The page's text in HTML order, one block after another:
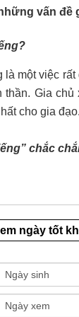
vấn đề
một việc
thần. Gia
cho gia đạo.
chắc
ngày tốt